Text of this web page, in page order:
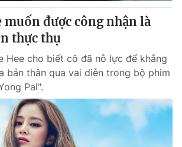
mọi hình thức nếu không có sự chấp
Ghi rõ nguồn VTV.vn khi phát hành lại
này.
muốn được công nhận là
thực thụ
Hee cho biết cô đã nỗ lực để khẳng
bản thân qua vai diễn trong bộ phim
Pal".